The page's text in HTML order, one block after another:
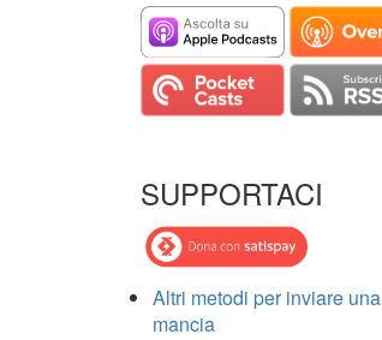
SUPPORTACI
Altri metodi per inviare una
mancia